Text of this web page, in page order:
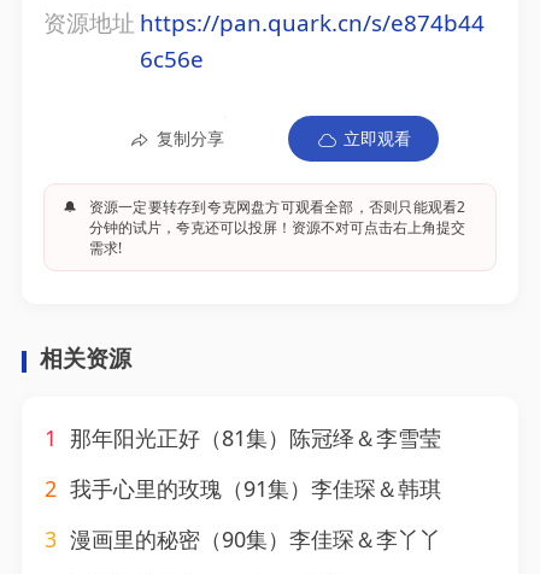
资源地址 https://pan.quark.cn/s/e874b44
6c56e
复制分享 立即观看
🔔
资源一定要转存到夸克网盘方可观看全部，否则只能观看2
分钟的试片，夸克还可以投屏！资源不对可点击右上角提交
需求!
相关资源
1 那年阳光正好（81集）陈冠绎＆李雪莹
2 我手心里的玫瑰（91集）李佳琛＆韩琪
3 漫画里的秘密（90集）李佳琛＆李丫丫